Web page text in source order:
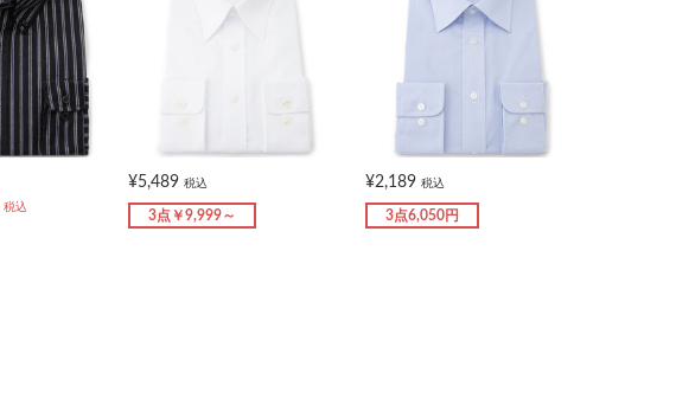
税込
¥5,489 税込
3点￥9,999～
¥2,189 税込
3点6,050円